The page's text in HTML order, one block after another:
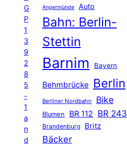
G
P
1
3
9
2
8
5
-
1
a
n
d
Angermünde Auto
Bahn: Berlin-
Stettin
Barnim Bayern
Behmbrücke Berlin
Berliner Nordbahn Bike
Blumen BR 112 BR 243
Brandenburg Britz
Bäcker